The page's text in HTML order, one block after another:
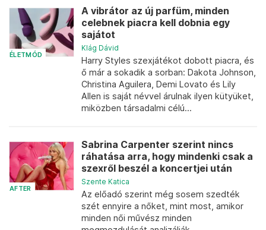
ÉLETMÓD
A vibrátor az új parfüm, minden
celebnek piacra kell dobnia egy
sajátot
Klág Dávid
Harry Styles szexjátékot dobott piacra, és
ő már a sokadik a sorban: Dakota Johnson,
Christina Aguilera, Demi Lovato és Lily
Allen is saját névvel árulnak ilyen kütyüket,
miközben társadalmi célú...
AFTER
Sabrina Carpenter szerint nincs
ráhatása arra, hogy mindenki csak a
szexről beszél a koncertjei után
Szente Katica
Az előadó szerint még sosem szedték
szét ennyire a nőket, mint most, amikor
minden női művész minden